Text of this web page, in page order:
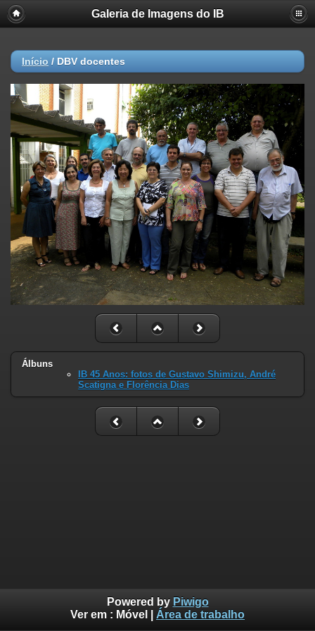
Galeria de Imagens do IB
Início / DBV docentes
Álbuns
IB 45 Anos: fotos de Gustavo Shimizu, André
Scatigna e Florência Dias
Powered by Piwigo
Ver em : Móvel Área de trabalho